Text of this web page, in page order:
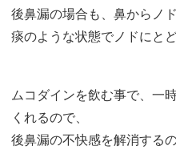
後鼻漏の場合も、鼻からノ
痰のような状態でノドにと
ムコダインを飲む事で、一
くれるので、
後鼻漏の不快感を解消する